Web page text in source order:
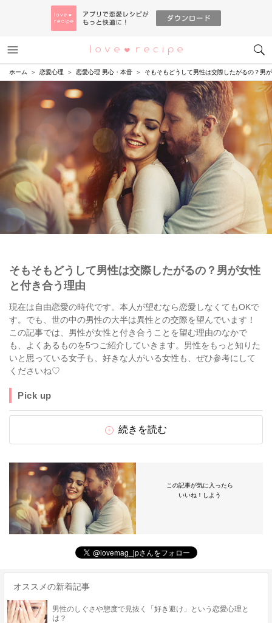
恋愛レシピ
ホーム 恋愛心理 恋愛心理 男心・本音 そもそもどうして男性は交際したがるの？男
そもそもどうして男性は交際したがるの？男が女性
と付き合う理由
現在は自由恋愛の時代です。本人が望むなら恋愛しなくてもOKで
す。でも、世の中の男性の大半は異性との交際を望んでいます！
この記事では、男性が女性と付き合うことを望む理由のなかで
も、よくあるものを5つご紹介していきます。男性をもっと知りた
いと思っている女子も、好きな人がいる女性も、ぜひ参考にして
くださいね♡
Pick up
続きを読む
この記事が気に入ったら
いいね！しよう
オススメの新着記事
男性のしぐさや態度で見抜く「好き避け」という恋愛心理と
は？